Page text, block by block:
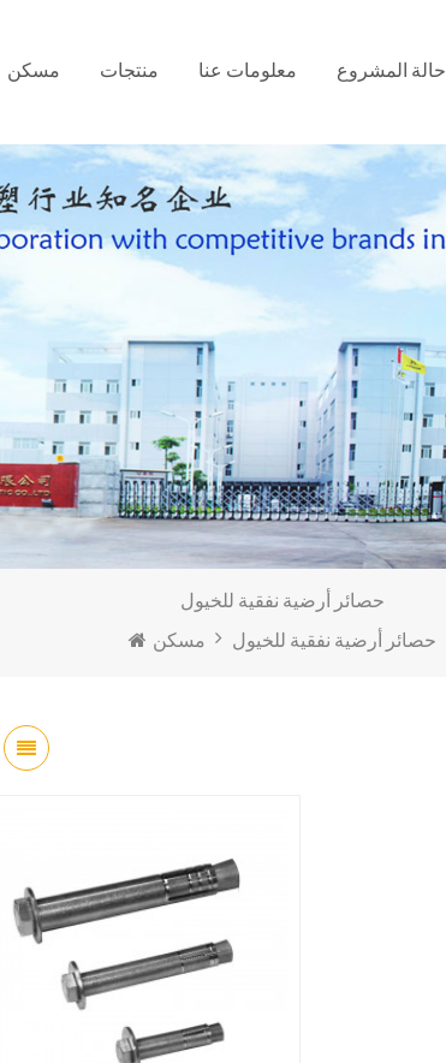
مسكن منتجات معلومات عنا حالة المشروع
حصائر أرضية نفقية للخيول
مسكن
حصائر أرضية نفقية للخيول